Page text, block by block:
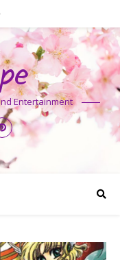
Entertainment